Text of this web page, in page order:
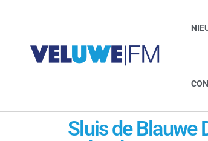
Sluis de Blauwe